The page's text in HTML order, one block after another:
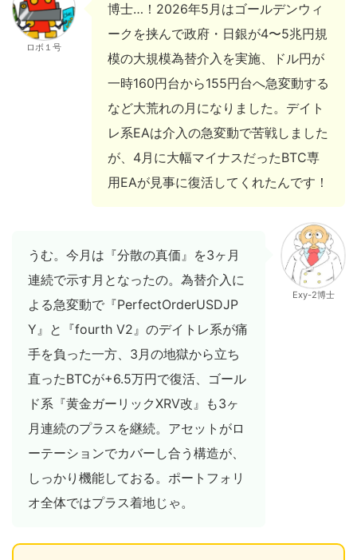
ロボ１号
博士…！2026年5月はゴールデンウィ
ークを挟んで政府・日銀が4〜5兆円規
模の大規模為替介入を実施、ドル円が
一時160円台から155円台へ急変動する
など大荒れの月になりました。デイト
レ系EAは介入の急変動で苦戦しました
が、4月に大幅マイナスだったBTC専
用EAが見事に復活してくれたんです！
うむ。今月は『分散の真価』を3ヶ月
連続で示す月となったの。為替介入に
よる急変動で『PerfectOrderUSDJP
Y』と『fourth V2』のデイトレ系が痛
手を負った一方、3月の地獄から立ち
直ったBTCが+6.5万円で復活、ゴール
ド系『黄金ガーリックXRV改』も3ヶ
月連続のプラスを継続。アセットがロ
ーテーションでカバーし合う構造が、
しっかり機能しておる。ポートフォリ
オ全体ではプラス着地じゃ。
Exy-2博士